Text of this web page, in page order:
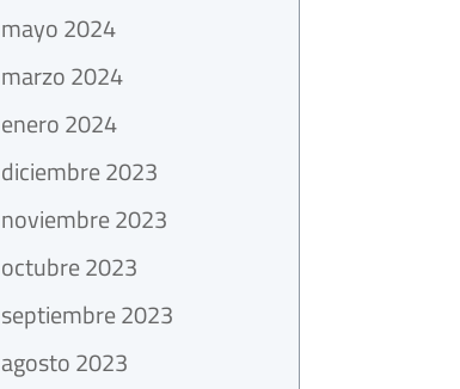
mayo 2024
marzo 2024
enero 2024
diciembre 2023
noviembre 2023
octubre 2023
septiembre 2023
agosto 2023